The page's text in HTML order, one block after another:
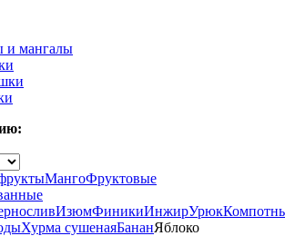
и мангалы
МангоФруктовые
ИзюмФиникиИнжирУрюк
Хурма сушенаяБананЯблоко